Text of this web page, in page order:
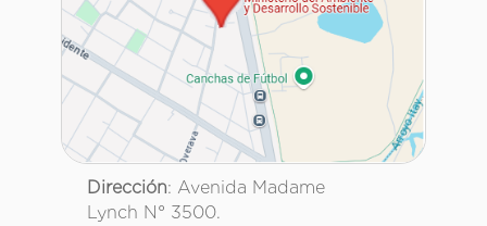
Dirección: Avenida Madame
Lynch N° 3500.